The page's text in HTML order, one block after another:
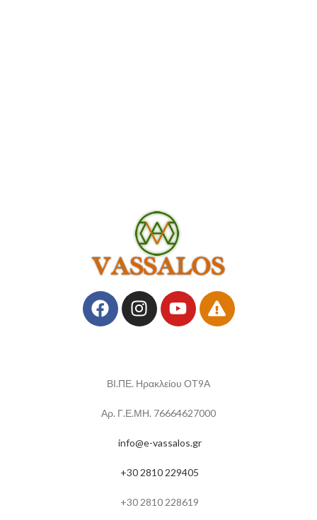
ΒΙ.ΠΕ. Ηρακλείου ΟΤ9Α
Αρ. Γ.Ε.ΜΗ. 76664627000
info@e-vassalos.gr
+30 2810 229405
+30 2810 228619